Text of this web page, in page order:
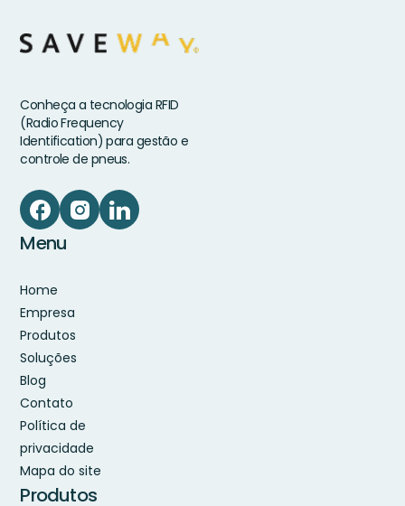
Conheça a tecnologia RFID
(Radio Frequency
Identification) para gestão e
controle de pneus.
Menu
Home
Empresa
Produtos
Soluções
Blog
Contato
Política de
privacidade
Mapa do site
Produtos